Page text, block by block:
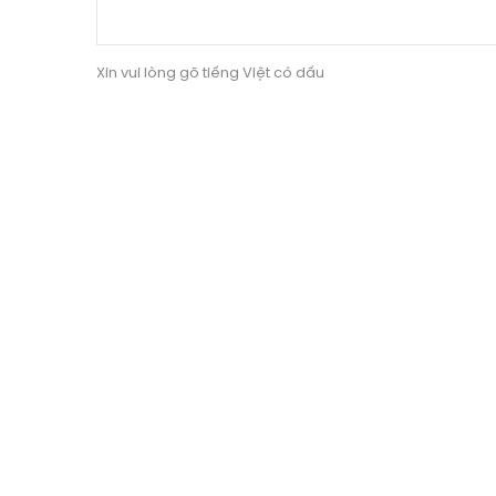
Xin vui lòng gõ tiếng Việt có dấu